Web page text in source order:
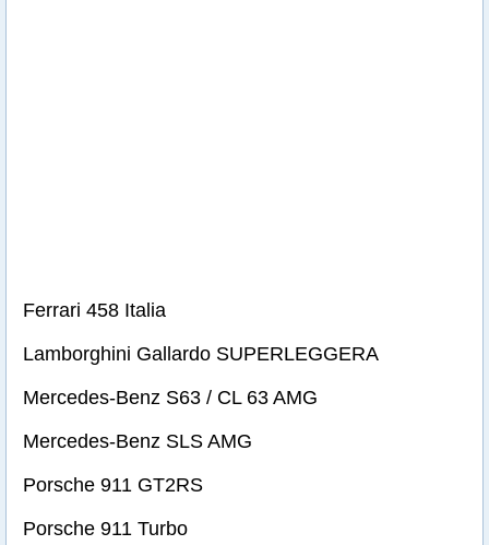
Ferrari 458 Italia
Lamborghini Gallardo SUPERLEGGERA
Mercedes-Benz S63 / CL 63 AMG
Mercedes-Benz SLS AMG
Porsche 911 GT2RS
Porsche 911 Turbo